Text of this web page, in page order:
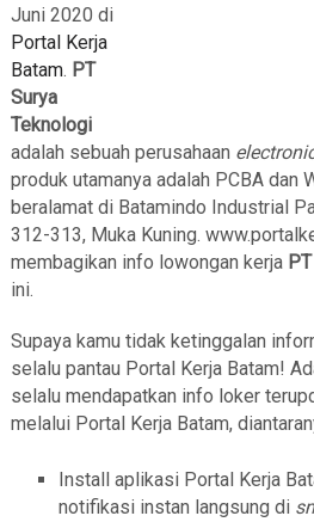
Juni 2020 di
Portal Kerja
Batam. PT
Surya
Teknologi
adalah sebuah perusahaan
produk utamanya adalah PCBA dan
beralamat di Batamindo Industrial
312-313, Muka Kuning.
membagikan info lowongan kerja
ini.
Supaya kamu tidak ketinggalan
selalu pantau Portal Kerja Batam!
selalu mendapatkan info loker
melalui Portal Kerja Batam,
Install aplikasi Portal Kerja
notifikasi instan langsung di